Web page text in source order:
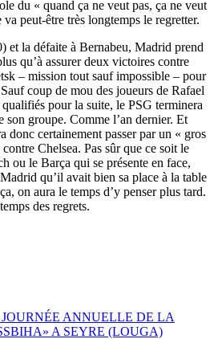
du « quand ça ne veut pas, ça ne veut
peut-être très longtemps le regretter.
et la défaite à Bernabeu, Madrid prend
qu’à assurer deux victoires contre
– mission tout sauf impossible – pour
coup de mou des joueurs de Rafael
pour la suite, le PSG terminera
son groupe. Comme l’an dernier. Et
donc certainement passer par un « gros
Chelsea. Pas sûr que ce soit le
ou le Barça qui se présente en face,
qu’il avait bien sa place à la table
on aura le temps d’y penser plus tard.
des regrets.
ANNUELLE DE LA
A SEYRE (LOUGA)